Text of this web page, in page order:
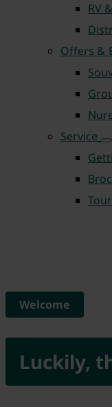
RV
Offers &
Service
Luckily,
Welcome